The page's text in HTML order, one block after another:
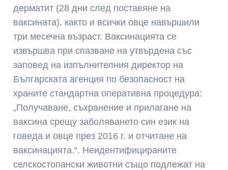
дерматит (28 дни след поставяне на
ваксината), както и всички овце навършили
три месечна възраст. Ваксинацията се
извършва при спазване на утвърдена със
заповед на изпълнителния директор на
Българската агенция по безопасност на
храните стандартна оперативна процедура:
„Получаване, съхранение и прилагане на
ваксина срещу заболяването син език на
говеда и овце през 2016 г. и отчитане на
ваксинацията.“. Неидентифицираните
селскостопански животни също подлежат на